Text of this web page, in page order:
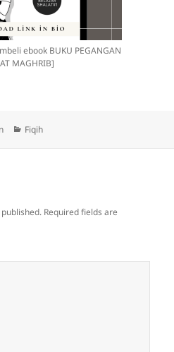
ebook BUKU PEGANGAN
MAGHRIB]
Categories
Fiqih
Required fields are